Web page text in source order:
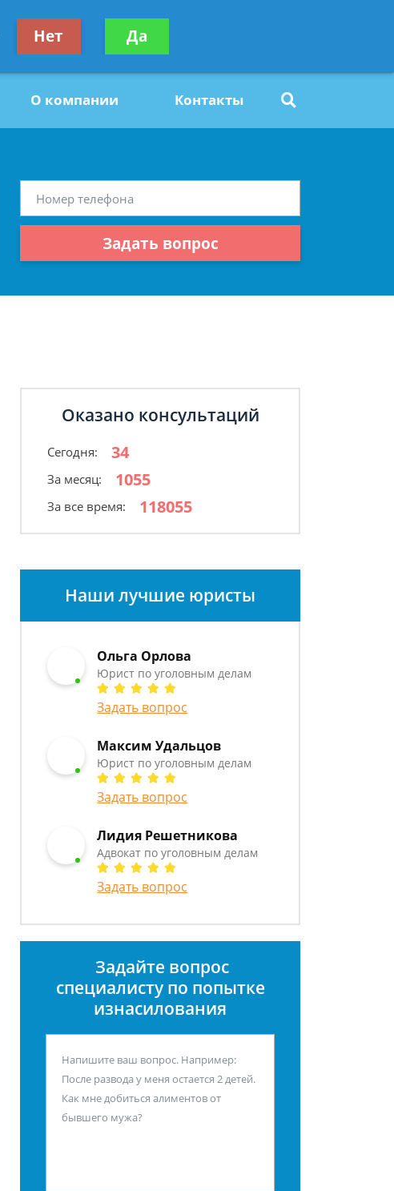
бесплатно
Задать вопрос
О компании Контакты
Задать вопрос
Оказано консультаций
Сегодня: 34
За месяц: 1055
За все время: 118055
Наши лучшие юристы
Ольга Орлова
Юрист по уголовным делам
Задать вопрос
Максим Удальцов
Юрист по уголовным делам
Задать вопрос
Лидия Решетникова
Адвокат по уголовным делам
Задать вопрос
Задайте вопрос
специалисту по попытке
изнасилования
Нет Да